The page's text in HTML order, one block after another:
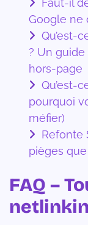
Faut-il
Google ne
Qu’est-
? Un
hors-page
Qu’est-
pourquoi
méfier)
Refonte
pièges
FAQ –